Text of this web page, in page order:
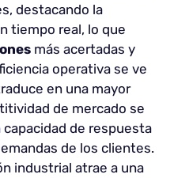
destacando la
tiempo real, lo que
más acertadas y
operativa se ve
en una mayor
de mercado se
de respuesta
de los clientes.
industrial atrae a una